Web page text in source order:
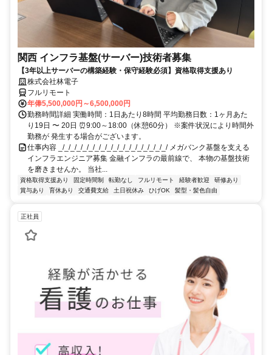
関西 インフラ基盤(サーバー)技術者募集
【3年以上サーバーの構築経験・保守経験必須】資格取得支援あり
株式会社林電子
フルリモート
年俸5,500,000円～6,500,000円
勤務時間詳細 実働時間：1日あたり8時間 平均勤務日数：1ヶ月あた
り19日 〜 20日 ⏰9:00～18:00（休憩60分） ※案件状況により時間外
勤務が 発生する場合がございます。
仕事内容 _/_/_/_/_/_/_/_/_/_/_/_/_/_/_/_/_/_/ メガバンク基盤を支える
インフラエンジニア募集 金融インフラの最前線で、 本物の基盤技術
を磨きませんか。 当社...
資格取得支援あり 固定時間制 転勤なし フルリモート 経験者歓迎
研修あり
賞与あり
育休あり 交通費支給 土日祝休み ひげOK 髪型・髪色自由
正社員